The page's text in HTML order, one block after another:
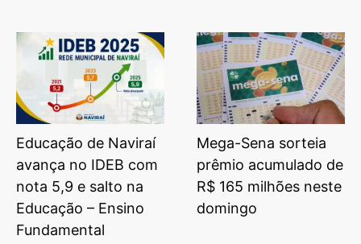
Educação de Naviraí
avança no IDEB com
nota 5,9 e salto na
Educação – Ensino
Fundamental
Mega-Sena sorteia
prêmio acumulado de
R$ 165 milhões neste
domingo